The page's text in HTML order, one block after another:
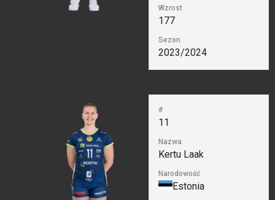
Wzrost
177
Sezon
2023/2024
#
11
Nazwa
Kertu Laak
Narodowość
Estonia